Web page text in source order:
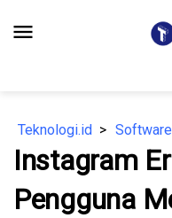
menu
Teknologi.id
Instagram
Pengguna